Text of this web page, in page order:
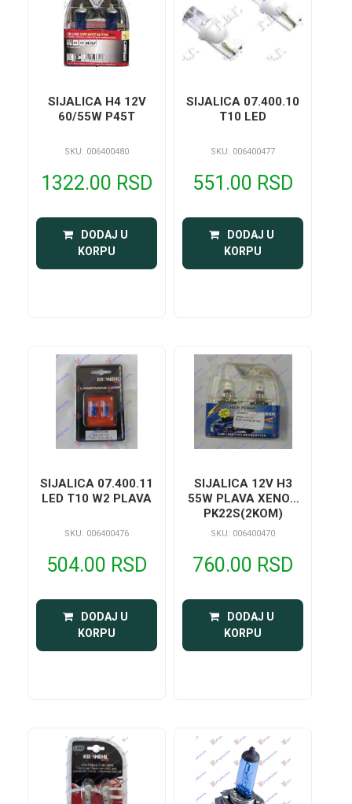
SIJALICA H4 12V
60/55W P45T
SKU: 006400480
1322.00 RSD
DODAJ U
KORPU
SIJALICA 07.400.10
T10 LED
SKU: 006400477
551.00 RSD
DODAJ U
KORPU
SIJALICA 07.400.11
LED T10 W2 PLAVA
SKU: 006400476
504.00 RSD
DODAJ U
KORPU
SIJALICA 12V H3
55W PLAVA XENON
PK22S(2KOM)
SKU: 006400470
760.00 RSD
DODAJ U
KORPU